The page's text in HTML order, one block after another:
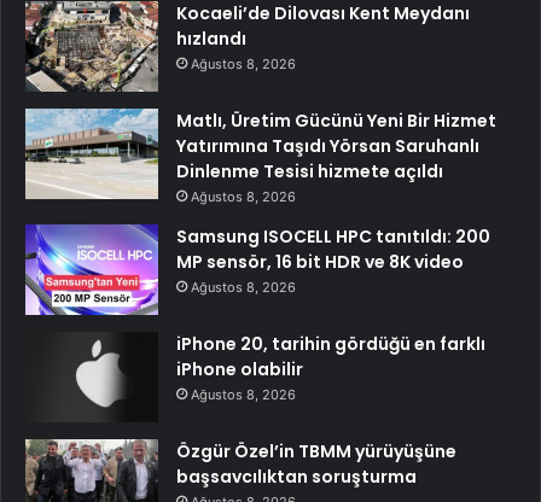
Kocaeli’de Dilovası Kent Meydanı
hızlandı
Ağustos 8, 2026
Matlı, Üretim Gücünü Yeni Bir Hizmet
Yatırımına Taşıdı Yörsan Saruhanlı
Dinlenme Tesisi hizmete açıldı
Ağustos 8, 2026
Samsung ISOCELL HPC tanıtıldı: 200
MP sensör, 16 bit HDR ve 8K video
Ağustos 8, 2026
iPhone 20, tarihin gördüğü en farklı
iPhone olabilir
Ağustos 8, 2026
Özgür Özel’in TBMM yürüyüşüne
başsavcılıktan soruşturma